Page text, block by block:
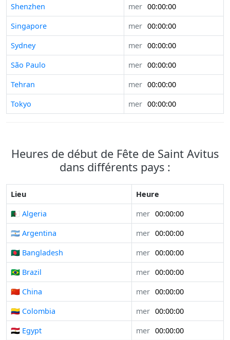
Shenzhen mer 00:00:00
Singapore
mer 00:00:00
Sydney
mer 00:00:00
São Paulo
mer 00:00:00
Tehran
mer 00:00:00
Tokyo
mer 00:00:00
Heures de début de Fête de Saint Avitus
dans différents pays :
Lieu
Heure
🇩🇿 Algeria
mer 00:00:00
🇦🇷 Argentina
mer 00:00:00
🇧🇩 Bangladesh
mer 00:00:00
🇧🇷 Brazil
mer 00:00:00
🇨🇳 China
mer 00:00:00
🇨🇴 Colombia
mer 00:00:00
🇪🇬 Egypt
mer 00:00:00